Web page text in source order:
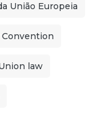
União Europeia
law